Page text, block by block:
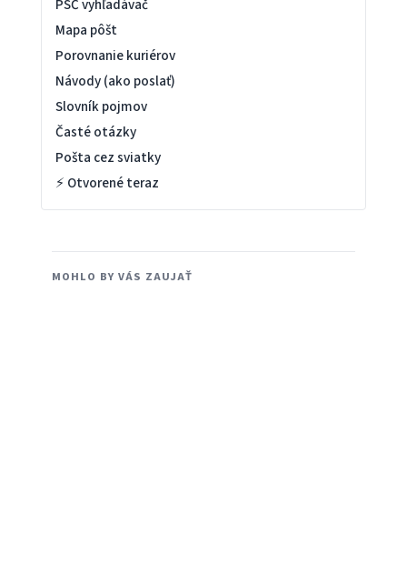
PSČ vyhľadávač
Mapa pôšt
Porovnanie kuriérov
Návody (ako poslať)
Slovník pojmov
Časté otázky
Pošta cez sviatky
⚡ Otvorené teraz
MOHLO BY VÁS ZAUJAŤ